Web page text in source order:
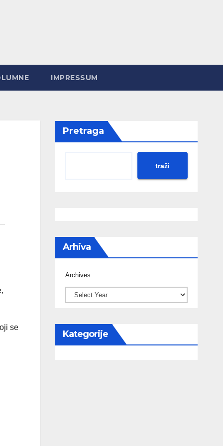
IMPRESSUM
se
Pretraga
traži
Arhiva
Archives
Kategorije